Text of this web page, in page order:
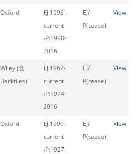
Oxford
EJ:1998-
current
/P:1998-
2016
EJ/
P(cease)
View
Wiley (含
Backfiles)
EJ:1962-
current
/P:1974-
2016
EJ/
P(cease)
View
Oxford
EJ:1996-
current
/P:1927-
EJ/
P(cease)
View